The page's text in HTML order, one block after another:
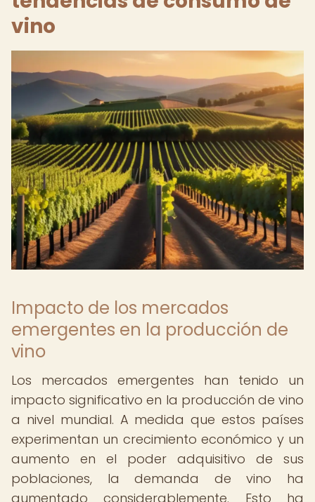
vino
Impacto de los mercados
emergentes en la producción de
vino
Los mercados emergentes han tenido un
impacto significativo en la producción de vino
a nivel mundial. A medida que estos países
experimentan un crecimiento económico y un
aumento en el poder adquisitivo de sus
poblaciones, la demanda de vino ha
aumentado considerablemente. Esto ha